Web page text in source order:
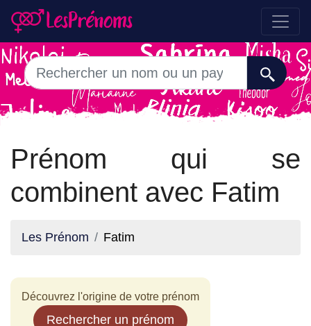
Prénom qui se
combinent avec Fatim
Les Prénom Fatim
Découvrez l'origine de votre prénom
Rechercher un prénom